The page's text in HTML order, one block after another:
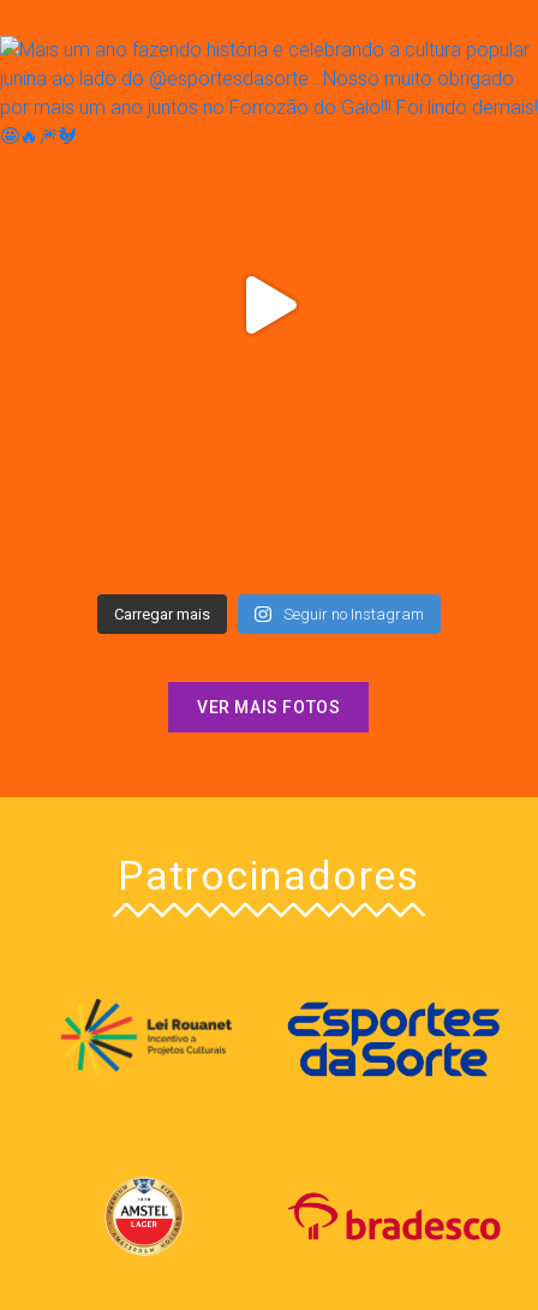
Carregar mais Seguir no Instagram
VER MAIS FOTOS
Patrocinadores